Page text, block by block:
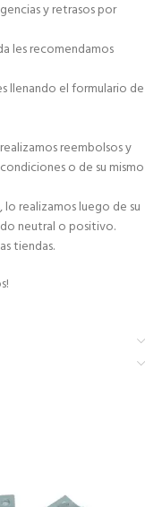
y retrasos por
les recomendamos
llenando el formulario de
reembolsos y
o de su mismo
realizamos luego de su
neutral o positivo.
tiendas.